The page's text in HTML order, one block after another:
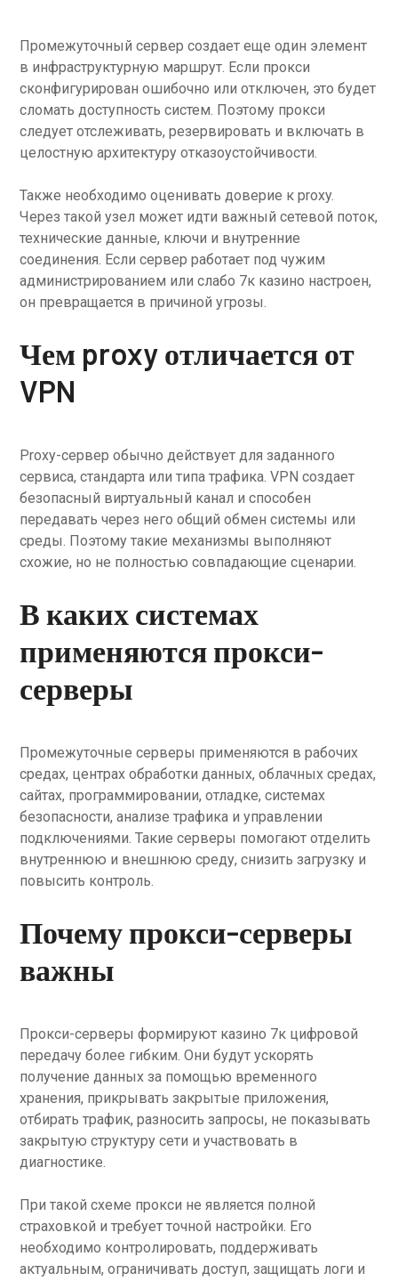
Промежуточный сервер создает еще один элемент
в инфраструктурную маршрут. Если прокси
сконфигурирован ошибочно или отключен, это будет
сломать доступность систем. Поэтому прокси
следует отслеживать, резервировать и включать в
целостную архитектуру отказоустойчивости.
Также необходимо оценивать доверие к proxy.
Через такой узел может идти важный сетевой поток,
технические данные, ключи и внутренние
соединения. Если сервер работает под чужим
администрированием или слабо 7к казино настроен,
он превращается в причиной угрозы.
Чем proxy отличается от
VPN
Proxy-сервер обычно действует для заданного
сервиса, стандарта или типа трафика. VPN создает
безопасный виртуальный канал и способен
передавать через него общий обмен системы или
среды. Поэтому такие механизмы выполняют
схожие, но не полностью совпадающие сценарии.
В каких системах
применяются прокси-
серверы
Промежуточные серверы применяются в рабочих
средах, центрах обработки данных, облачных средах,
сайтах, программировании, отладке, системах
безопасности, анализе трафика и управлении
подключениями. Такие серверы помогают отделить
внутреннюю и внешнюю среду, снизить загрузку и
повысить контроль.
Почему прокси-серверы
важны
Прокси-серверы формируют казино 7к цифровой
передачу более гибким. Они будут ускорять
получение данных за помощью временного
хранения, прикрывать закрытые приложения,
отбирать трафик, разносить запросы, не показывать
закрытую структуру сети и участвовать в
диагностике.
При такой схеме прокси не является полной
страховкой и требует точной настройки. Его
необходимо контролировать, поддерживать
актуальным, ограничивать доступ, защищать логи и